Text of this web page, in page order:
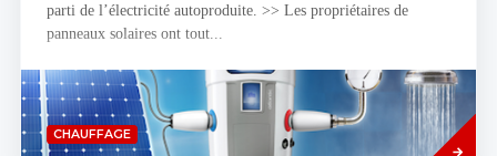
parti de l’électricité autoproduite. >> Les propriétaires de
panneaux solaires ont tout...
CHAUFFAGE
Savoir
plus